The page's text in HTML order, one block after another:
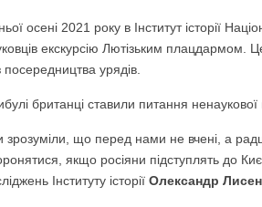
осені 2021 року в Інститут історії
екскурсію Лютізьким плацдармом.
посередництва урядів.
британці ставили питання
зрозуміли, що перед нами не вчені, а
якщо росіяни підступлять до
Інституту історії Олександр